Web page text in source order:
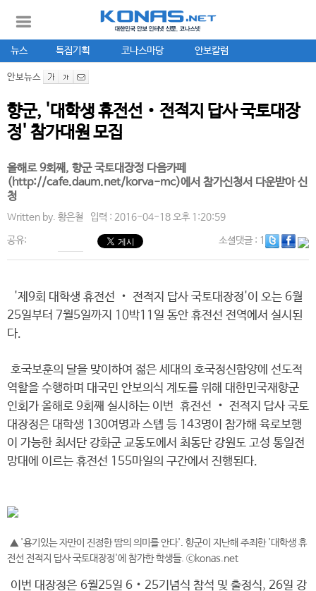
뉴스 특집기획 코나스마당 안보칼럼
안보뉴스
향군, '대학생 휴전선‧전적지 답사 국토대장
정' 참가대원 모집
올해로 9회째, 향군 국토대장정 다음카페
(http://cafe.daum.net/korva-mc)에서 참가신청서 다운받아 신
청
Written by. 황은철 입력 : 2016-04-18 오후 1:20:59
공유: 소셜댓글: 1
'제9회 대학생 휴전선 ‧ 전적지 답사 국토대장정'이 오는 6월
25일부터 7월5일까지 10박11일 동안 휴전선 전역에서 실시된
다.
호국보훈의 달을 맞이하여 젊은 세대의 호국정신함양에 선도적
역할을 수행하며 대국민 안보의식 계도를 위해 대한민국재향군
인회가 올해로 9회째 실시하는 이번 휴전선 ‧ 전적지 답사 국토
대장정은 대학생 130여명과 스텝 등 143명이 참가해 육로보행
이 가능한 최서단 강화군 교동도에서 최동단 강원도 고성 통일전
망대에 이르는 휴전선 155마일의 구간에서 진행된다.
▲ '용기있는 자만이 진정한 땀의 의미를 안다'. 향군이 지난해 주최한 '대학생 휴
전선 전적지 답사 국토대장정'에 참가한 학생들. ⓒkonas.net
이번 대장정은 6월25일 6‧25기념식 참석 및 출정식, 26일 강